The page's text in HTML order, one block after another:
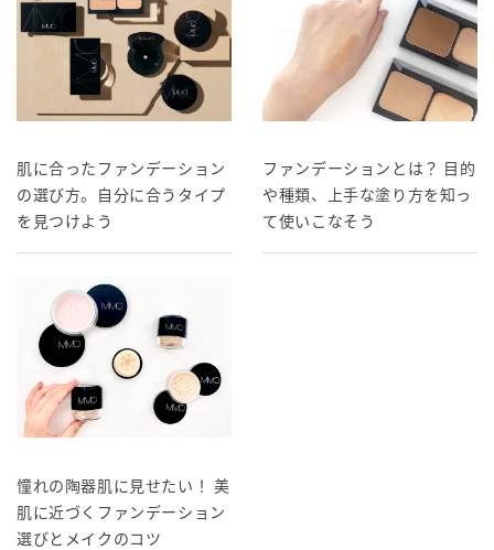
肌に合ったファンデーション
の選び方。自分に合うタイプ
を見つけよう
ファンデーションとは？ 目的
や種類、上手な塗り方を知っ
て使いこなそう
憧れの陶器肌に見せたい！ 美
肌に近づくファンデーション
選びとメイクのコツ